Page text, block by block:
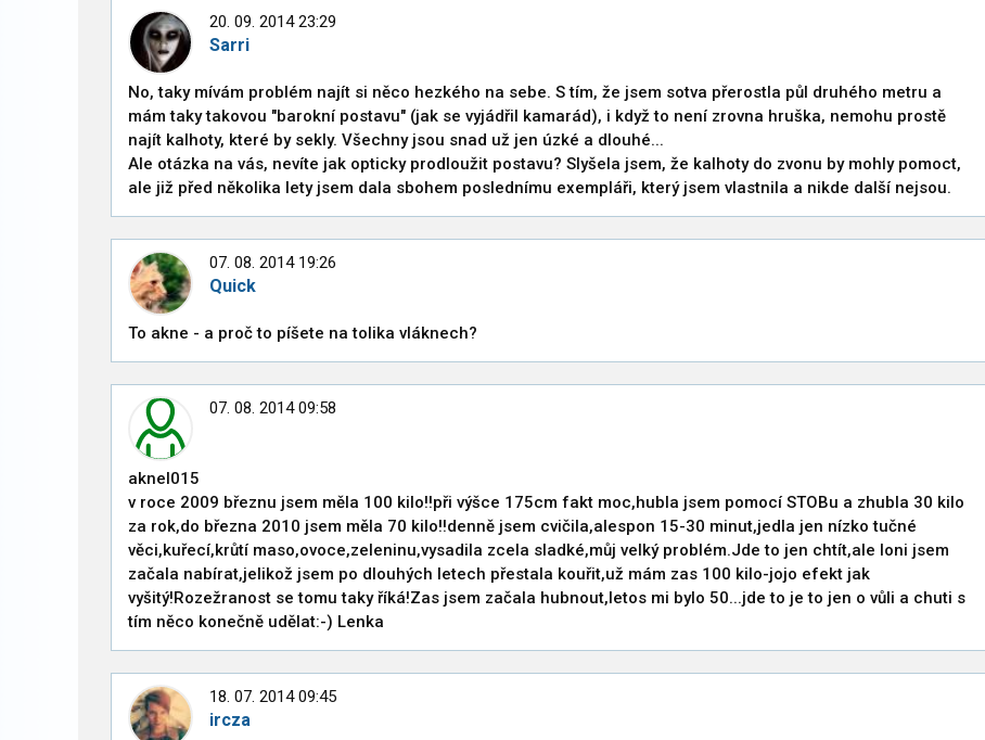
20. 09. 2014 23:29
Sarri
No, taky mívám problém najít si něco hezkého na sebe. S tím, že jsem sotva přerostla půl druhého metru a
mám taky takovou "barokní postavu" (jak se vyjádřil kamarád), i když to není zrovna hruška, nemohu prostě
najít kalhoty, které by sekly. Všechny jsou snad už jen úzké a dlouhé...
Ale otázka na vás, nevíte jak opticky prodloužit postavu? Slyšela jsem, že kalhoty do zvonu by mohly pomoct,
ale již před několika lety jsem dala sbohem poslednímu exempláři, který jsem vlastnila a nikde další nejsou.
07. 08. 2014 19:26
Quick
To akne - a proč to píšete na tolika vláknech?
07. 08. 2014 09:58
aknel015
v roce 2009 březnu jsem měla 100 kilo!!při výšce 175cm fakt moc,hubla jsem pomocí STOBu a zhubla 30 kilo
za rok,do března 2010 jsem měla 70 kilo!!denně jsem cvičila,alespon 15-30 minut,jedla jen nízko tučné
věci,kuřecí,krůtí maso,ovoce,zeleninu,vysadila zcela sladké,můj velký problém.Jde to jen chtít,ale loni jsem
začala nabírat,jelikož jsem po dlouhých letech přestala kouřit,už mám zas 100 kilo-jojo efekt jak
vyšitý!Rozežranost se tomu taky říká!Zas jsem začala hubnout,letos mi bylo 50...jde to je to jen o vůli a chuti s
tím něco konečně udělat:-) Lenka
18. 07. 2014 09:45
ircza